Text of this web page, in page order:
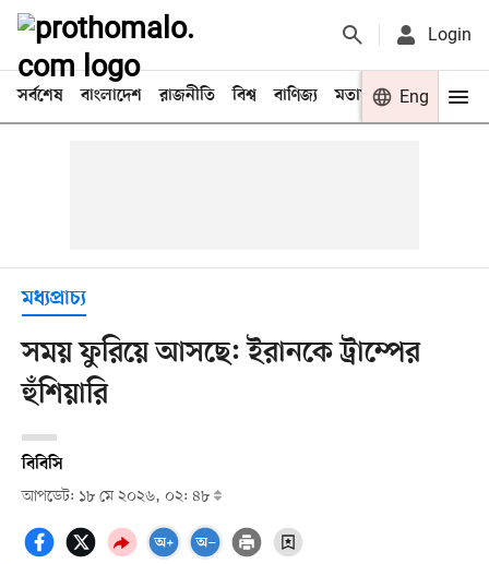
Login
সর্বশেষ বাংলাদেশ রাজনীতি বিশ্ব বাণিজ্য মতামত খেলা
Eng
মধ্যপ্রাচ্য
সময় ফুরিয়ে আসছে: ইরানকে ট্রাম্পের
হুঁশিয়ারি
বিবিসি
আপডেট: ১৮ মে ২০২৬, ০২: ৪৮